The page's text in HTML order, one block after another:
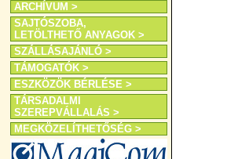
ARCHÍVUM >
SAJTÓSZOBA,
LETÖLTHETŐ ANYAGOK >
SZÁLLÁSAJÁNLÓ >
TÁMOGATÓK >
ESZKÖZÖK BÉRLÉSE >
TÁRSADALMI
SZEREPVÁLLALÁS >
MEGKÖZELÍTHETŐSÉG >